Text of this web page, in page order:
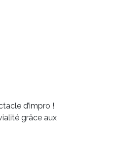
d’impro !
grâce aux